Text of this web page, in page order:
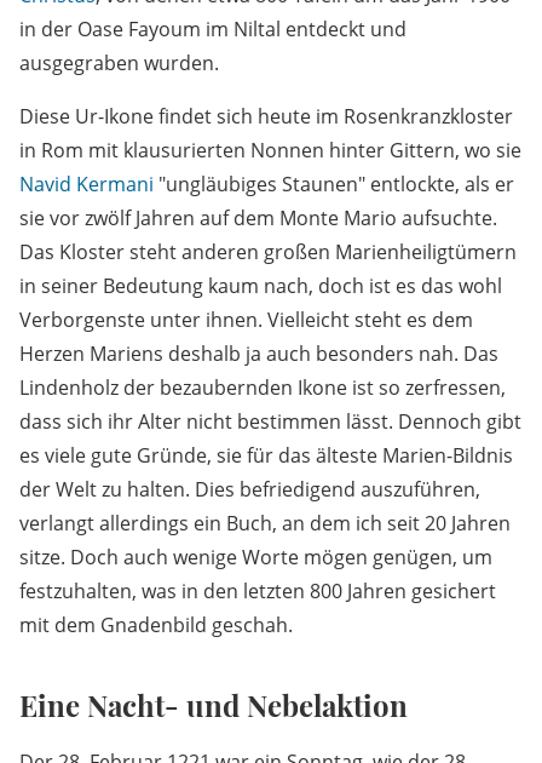
in der Oase Fayoum im Niltal entdeckt und
ausgegraben wurden.
Diese Ur-Ikone findet sich heute im Rosenkranzkloster
in Rom mit klausurierten Nonnen hinter Gittern, wo sie
Navid Kermani "ungläubiges Staunen" entlockte, als er
sie vor zwölf Jahren auf dem Monte Mario aufsuchte.
Das Kloster steht anderen großen Marienheiligtümern
in seiner Bedeutung kaum nach, doch ist es das wohl
Verborgenste unter ihnen. Vielleicht steht es dem
Herzen Mariens deshalb ja auch besonders nah. Das
Lindenholz der bezaubernden Ikone ist so zerfressen,
dass sich ihr Alter nicht bestimmen lässt. Dennoch gibt
es viele gute Gründe, sie für das älteste Marien-Bildnis
der Welt zu halten. Dies befriedigend auszuführen,
verlangt allerdings ein Buch, an dem ich seit 20 Jahren
sitze. Doch auch wenige Worte mögen genügen, um
festzuhalten, was in den letzten 800 Jahren gesichert
mit dem Gnadenbild geschah.
Eine Nacht- und Nebelaktion